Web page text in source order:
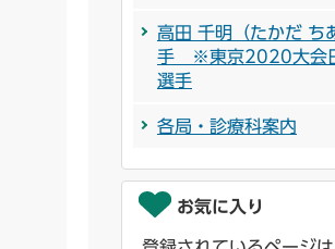
高田 千明（たかだ ち
手 ※東京2020大会
選手
各局・診療科案内
お気に入り